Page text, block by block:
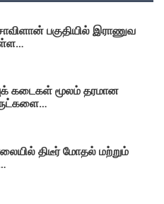
பகுதியில் இராணுவ
கடைகள் மூலம் தரமான
திடீர் மோதல் மற்றும்